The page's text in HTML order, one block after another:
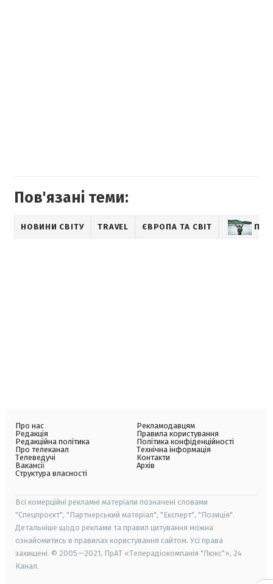
Пов'язані теми:
НОВИНИ СВІТУ TRAVEL ЄВРОПА ТА СВІТ
Про нас
Редакція
Редакційна політика
Про телеканал
Телеведучі
Вакансії
Структура власності
Рекламодавцям
Правила користування
Політика конфіденційності
Технічна інформація
Контакти
Архів
Всі комерційні рекламні матеріали позначені словами
"Спецпроєкт", "Партнерський матеріал", "Експерт", "Позиція".
Детальніше щодо реклами та правил цитування можна
ознайомитись в правилах користування сайтом. Усі права
захищені. © 2005—2021, ПрАТ «Телерадіокомпанія "Люкс"», 24
Канал.